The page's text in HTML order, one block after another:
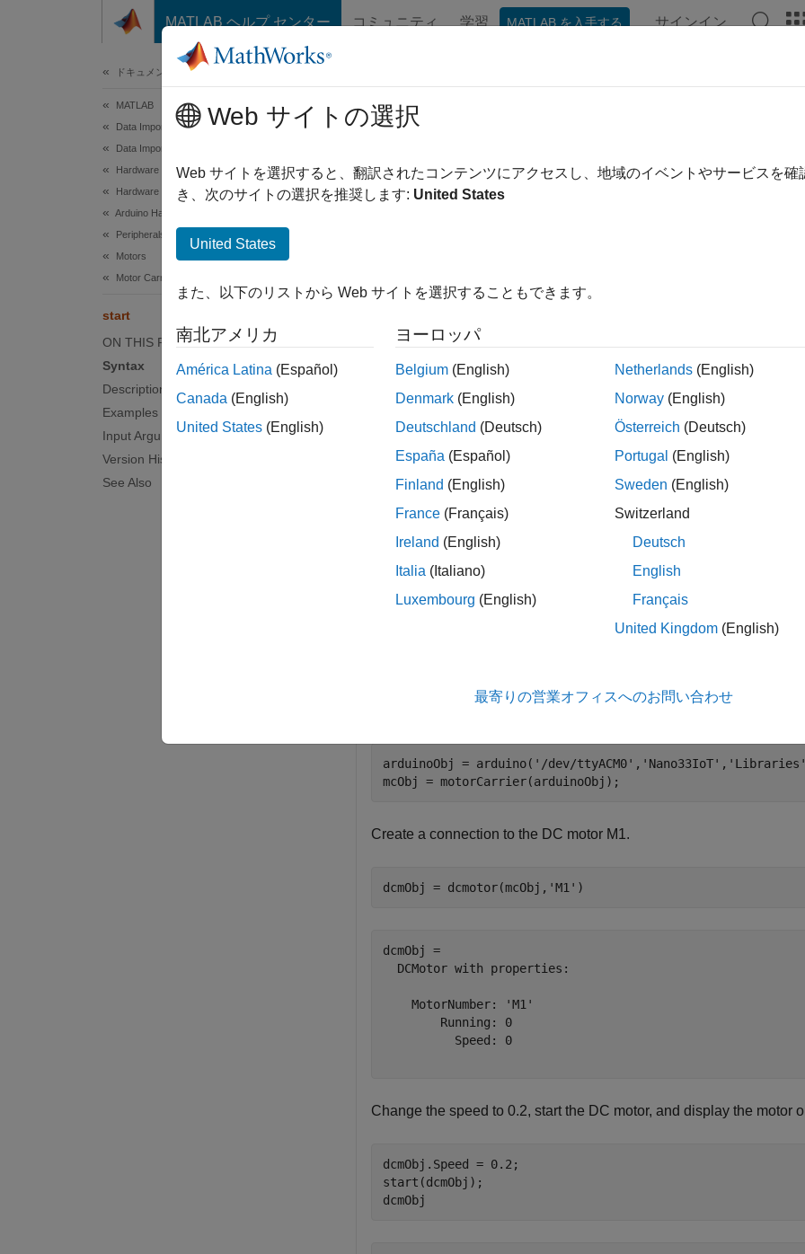
コンテンツへスキップ
MATLAB ヘルプ センター コミュニティ 学習 MATLAB を入手する サインイン
ドキュメンテーションのホーム
MATLAB
Data Import and Analysis
Data Import and Export
Hardware and Network Communication
Hardware Boards and Kits
Arduino Hardware
Peripherals and Protocols
Motors
Motor Carrier
start
ON THIS PAGE
Syntax
Description
Examples
Input Arguments
Version History
See Also
start
Start DC motor connected to MKR Motor Carrier or Nano Motor Carrier
Description
Add-On Required: MATLAB Support
starts the DC motor. If the motor speed is set 0, the DC
example
Examples
collapse all
arduinoObj = arduino( '/dev/ttyACM0' , 'Nano33IoT' , 'Libraries'
mcObj = motorCarrier(arduinoObj);
Create a connection to the DC motor M1.
dcmObj = dcmotor(mcObj, 'M1' )
dcmObj =
  DCMotor with properties:
    MotorNumber: 'M1'
        Running: 0
          Speed: 0
Change the speed to 0.2, start the DC motor, and display the motor
dcmObj.Speed = 0.2;
start(dcmObj);
dcmObj
Web サイトの選択
Web サイトを選択すると、翻訳されたコンテンツにアクセスし、地域のイベントやサービスを
き、次のサイトの選択を推奨します: United States
United States
また、以下のリストから Web サイトを選択することもできます。
南北アメリカ
América Latina (Español)
Canada (English)
United States (English)
ヨーロッパ
Belgium (English)
Denmark (English)
Deutschland (Deutsch)
España (Español)
Finland (English)
France (Français)
Ireland (English)
Italia (Italiano)
Luxembourg (English)
Netherlands (English)
Norway (English)
Österreich (Deutsch)
Portugal (English)
Sweden (English)
Switzerland
Deutsch
English
Français
United Kingdom (English)
最寄りの営業オフィスへのお問い合わせ